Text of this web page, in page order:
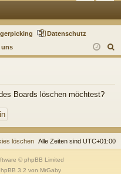
m ist
rie
Datenschutz
uns
u
Boards löschen möchtest?
Alle Zeiten sind UTC+01:00
löschen
© phpBB Limited
3.2 von MrGaby